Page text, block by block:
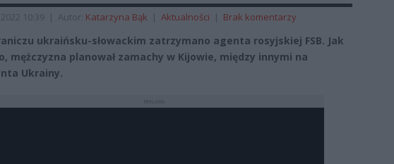
10:39 | Autor: Katarzyna Bąk | Aktualności | Brak komentarzy
ukraińsku-słowackim zatrzymano agenta rosyjskiej FSB. Jak
mężczyzna planował zamachy w Kijowie, między innymi na
Ukrainy.